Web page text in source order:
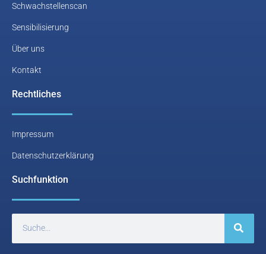
Schwachstellenscan
Sensibilisierung
Über uns
Kontakt
Rechtliches
Impressum
Datenschutzerklärung
Suchfunktion